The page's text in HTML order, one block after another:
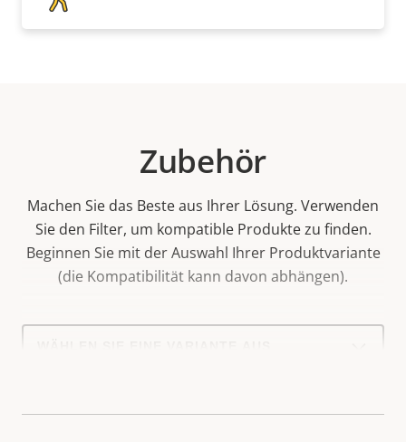
Zubehör
Machen Sie das Beste aus Ihrer Lösung. Verwenden
Sie den Filter, um kompatible Produkte zu finden.
Beginnen Sie mit der Auswahl Ihrer Produktvariante
(die Kompatibilität kann davon abhängen).
Select